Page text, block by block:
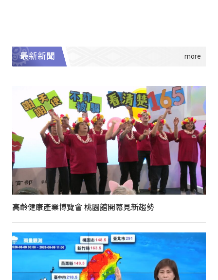
最新新聞
高齡健康產業博覽會 桃園館開幕見新趨勢